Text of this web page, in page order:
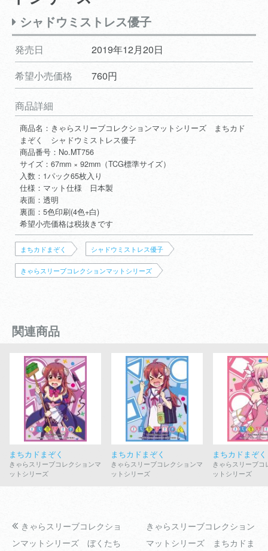
シャドウミストレス優子
発売日
2019年12月20日
希望小売価格
760円
商品詳細
商品名：きゃらスリーブコレクションマットシリーズ まちカド
まぞく シャドウミストレス優子
商品番号：No.MT756
サイズ：67mm × 92mm（TCG標準サイズ）
入数：1パック65枚入り
仕様：マット仕様 日本製
表面：透明
裏面：5色印刷(4色+白)
希望小売価格は税抜きです
まちカドまぞく シャドウミストレス優子
きゃらスリーブコレクションマットシリーズ
関連商品
まちカドまぞく
きゃらスリーブコレクションマ
ットシリーズ
まちカドまぞく
きゃらスリーブコレクションマ
ットシリーズ
まちカドまぞく
きゃらスリーブコ
ットシリーズ
きゃらスリーブコレクショ
ンマットシリーズ ぼくたち
きゃらスリーブコレクション
マットシリーズ まちカドま